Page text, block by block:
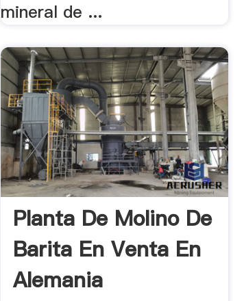
mineral de ...
Planta De Molino De
Barita En Venta En
Alemania